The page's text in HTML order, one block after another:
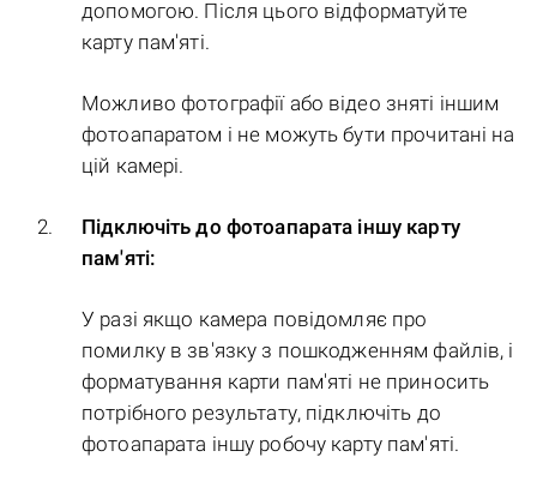
допомогою. Після цього відформатуйте
карту пам'яті.
Можливо фотографії або відео зняті іншим
фотоапаратом і не можуть бути прочитані на
цій камері.
Підключіть до фотоапарата іншу карту
пам'яті:
У разі якщо камера повідомляє про
помилку в зв'язку з пошкодженням файлів, і
форматування карти пам'яті не приносить
потрібного результату, підключіть до
фотоапарата іншу робочу карту пам'яті.